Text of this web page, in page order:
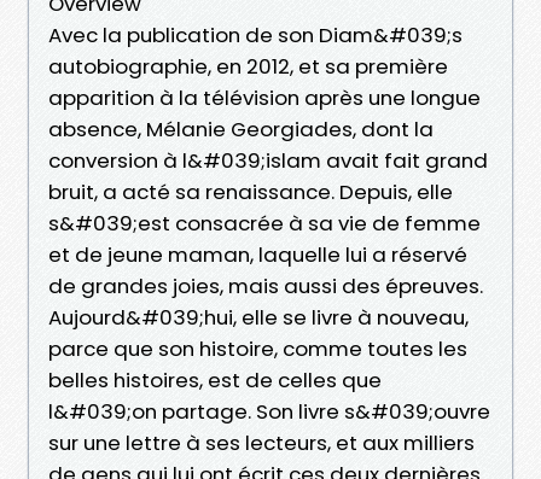
Avec la publication de son Diam&#039;s
autobiographie, en 2012, et sa première
apparition à la télévision après une longue
absence, Mélanie Georgiades, dont la
conversion à l&#039;islam avait fait grand
bruit, a acté sa renaissance. Depuis, elle
s&#039;est consacrée à sa vie de femme
et de jeune maman, laquelle lui a réservé
de grandes joies, mais aussi des épreuves.
Aujourd&#039;hui, elle se livre à nouveau,
parce que son histoire, comme toutes les
belles histoires, est de celles que
l&#039;on partage. Son livre s&#039;ouvre
sur une lettre à ses lecteurs, et aux milliers